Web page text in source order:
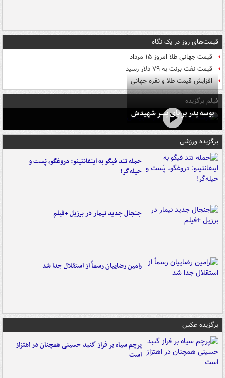
قیمت‌های روز در یک نگاه
قیمت جهانی طلا امروز ۱۵ مرداد
قیمت نفت برنت به ۷۹ دلار رسید
افزایش قیمت طلا و نقره جهانی
فیلم برگزیده
بوسه‌ پدر بر پای پسر شهیدش
برگزیده ورزشی
حمله تند فیگو به اینفانتینو: دروغگو، پَست‌ و
حیله‌گر!
جنجال جدید نیمار در برزیل +فیلم
رامین رضاییان رسماً از استقلال جدا شد
برگزیده عکس
پرچم سیاه بر فراز گنبد حسینی همچنان در اهتزاز
است